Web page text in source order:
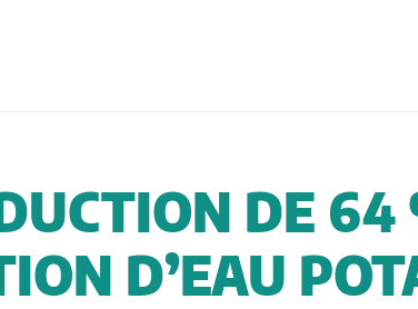
DE 64
D’EAU